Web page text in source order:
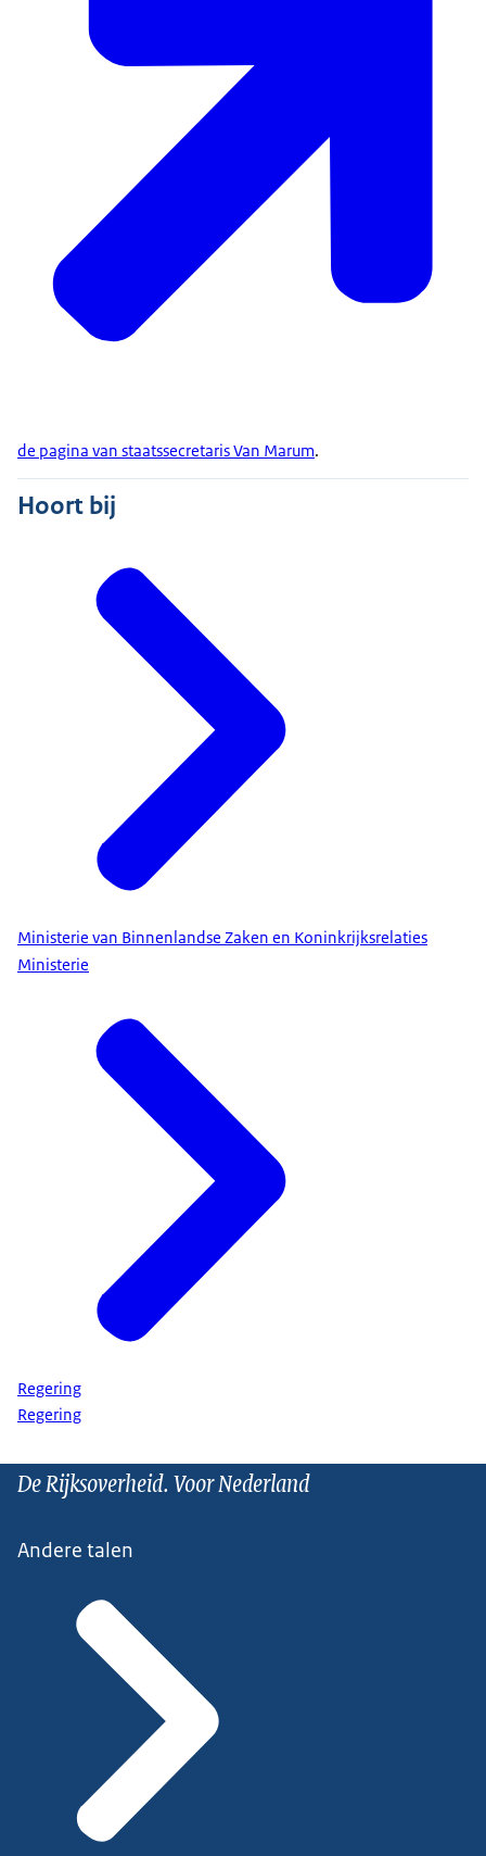
de pagina van staatssecretaris Van Marum.
Hoort bij
Ministerie van Binnenlandse Zaken en Koninkrijksrelaties
Ministerie
Regering
Regering
De Rijksoverheid. Voor Nederland
Andere talen